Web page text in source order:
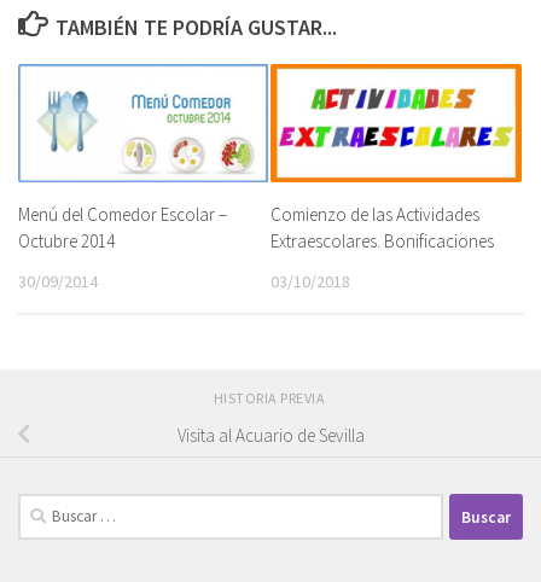
TAMBIÉN TE PODRÍA GUSTAR...
Menú del Comedor Escolar –
Octubre 2014
30/09/2014
Comienzo de las Actividades
Extraescolares. Bonificaciones
03/10/2018
HISTORIA PREVIA
Visita al Acuario de Sevilla
Buscar: